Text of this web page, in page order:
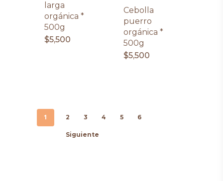
larga
orgánica *
500g
$5,500
Cebolla
puerro
orgánica *
500g
$5,500
1 2 3 4 5 6
Siguiente